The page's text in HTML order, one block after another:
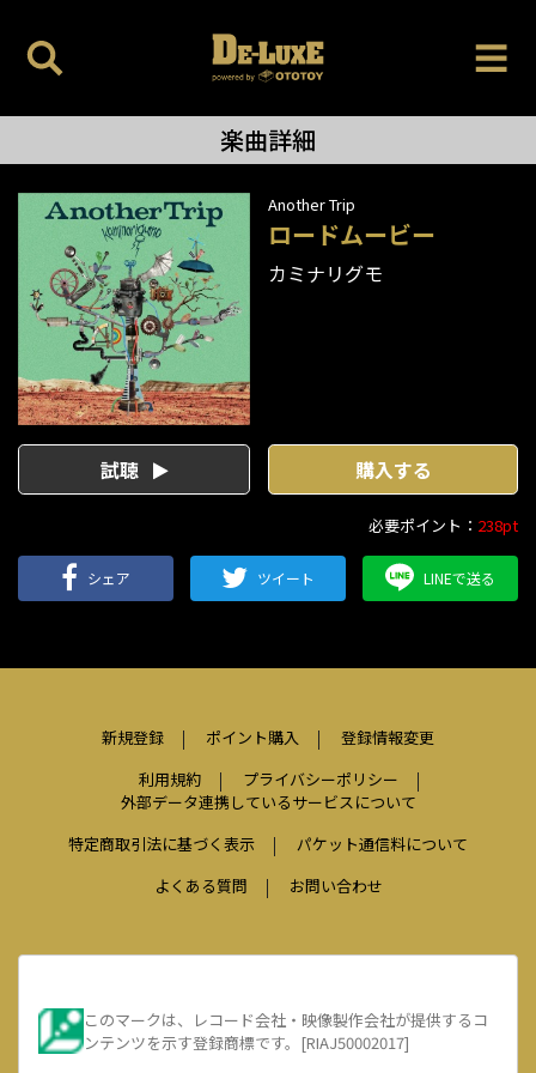
楽曲詳細
Another Trip
ロードムービー
カミナリグモ
試聴 購入する
必要ポイント： 238pt
シェア ツイート LINEで送る
新規登録 ポイント購入
登録情報変更
利用規約
プライバシーポリシー
外部データ連携しているサービスについて
特定商取引法に基づく表示
パケット通信料について
よくある質問
お問い合わせ
このマークは、レコード会社・映像製作会社が提供するコ
ンテンツを示す登録商標です。[RIAJ50002017]